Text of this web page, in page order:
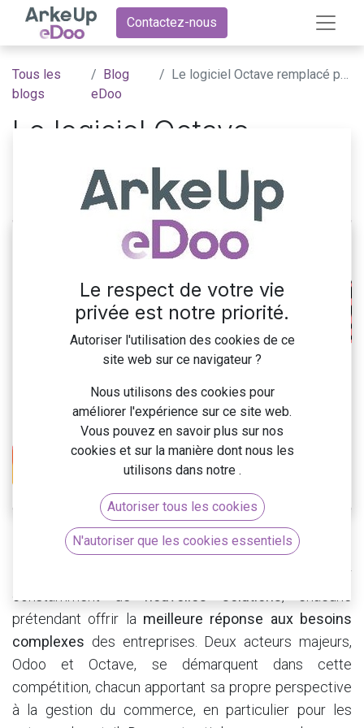
Contactez-nous
Tous les
blogs
Blog
eDoo
Le logiciel Octave remplacé par Odoo
Le logiciel Octave
remplacé par Odoo
20 janvier 2025 Safidy Rabemahasoa
​Le monde de la gestion d'entreprise voit émerger
constamment denouvelles solutions, chacune
prétendant offrir la meilleure réponse aux besoins
complexes des entreprises. Deux acteurs majeurs,
Odoo et Octave, se démarquent dans cette
compétition, chacun apportant sa propre perspective
à la gestion du commerce, en particulier pour les
Le respect de votre vie
privée est notre priorité.
Autoriser l'utilisation des cookies de ce
site web sur ce navigateur ?
Nous utilisons des cookies pour
améliorer l'expérience sur ce site web.
Vous pouvez en savoir plus sur nos
cookies et sur la manière dont nous les
utilisons dans notre .
Autoriser tous les cookies
N'autoriser que les cookies essentiels